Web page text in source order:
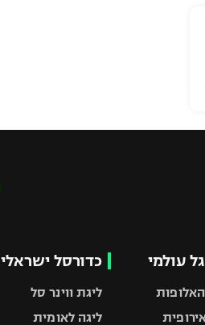
עולמי כדורסל ישראלי
ליגת ווינר סל
ליגה לאומית